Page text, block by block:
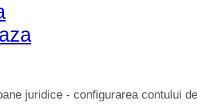
juridice - configurarea contului